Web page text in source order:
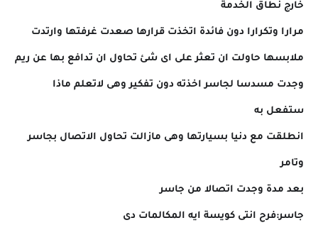
خارج نطاق الخدمة
مرارا وتكرارا دون فائدة اتخذت قرارها صعدت غرفتها وارتدت
ملابسها حاولت ان تعثر على اى شئ تحاول ان تدافع بها عن ريم
وجدت مسدسا لجاسر اخذته دون تفكير وهى لاتعلم ماذا
ستفعل به
انطلقت مع دنيا بسيارتها وهى مازالت تحاول الاتصال بجاسر
وتامر
بعد مدة وجدت اتصالا من جاسر
جاسر:فرح انتى كويسة ايه المكالمات دى